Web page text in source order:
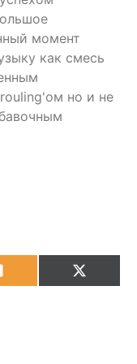
момент
как смесь
но и не
OdnoklassnikiX